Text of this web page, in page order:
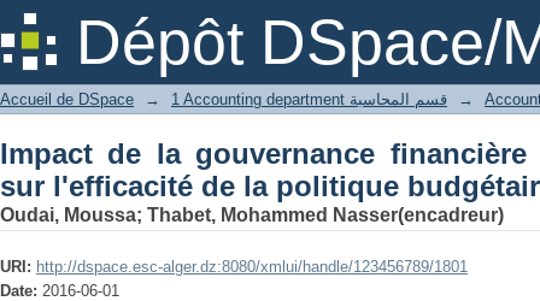
Dépôt DSpace/
Impact de la gouvernance
politique budgétaire en Algérie
Accueil de DSpace → 1 Accounting department قسم المحاسبة →
Impact de la gouvernance
sur l'efficacité de la politique
Oudai, Moussa; Thabet, Mohammed Nasser(encadreur)
URI: http://dspace.esc-alger.dz:8080/xmlui/handle/123456789/1801
Date: 2016-06-01